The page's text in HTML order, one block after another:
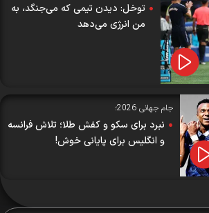
توخل: دیدن تیمی که می‌جنگد، به
من انرژی می‌دهد
جام جهانی 2026؛
نبرد برای سکو و کفش طلا؛ تلاش فرانسه
و انگلیس برای پایانی خوش!